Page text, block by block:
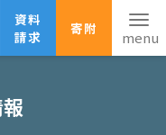
資料
請求
寄附